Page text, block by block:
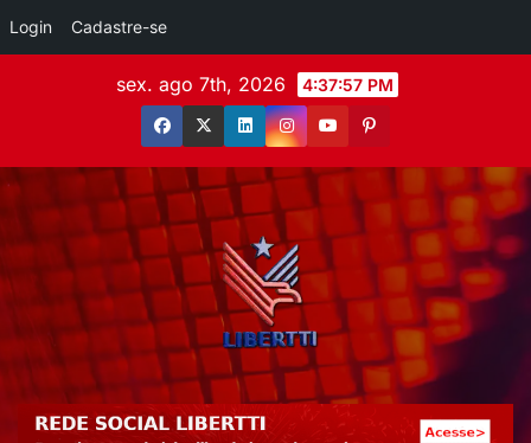
Login Cadastre-se
sex. ago 7th, 2026 4:37:59 PM